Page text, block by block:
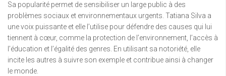
Sa popularité permet de sensibiliser un large public à des
problèmes sociaux et environnementaux urgents. Tatiana Silva a
une voix puissante et elle l’utilise pour défendre des causes qui lui
tiennent à cœur, comme la protection de l’environnement, l’accès à
l’éducation et l’égalité des genres. En utilisant sa notoriété, elle
incite les autres à suivre son exemple et contribue ainsi à changer
le monde.